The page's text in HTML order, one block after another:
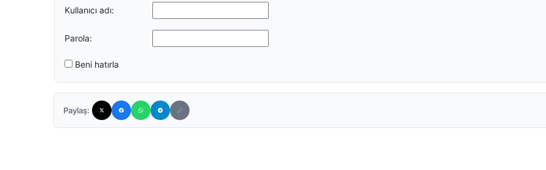
Kullanıcı adı:
Parola:
Beni hatırla
Paylaş: